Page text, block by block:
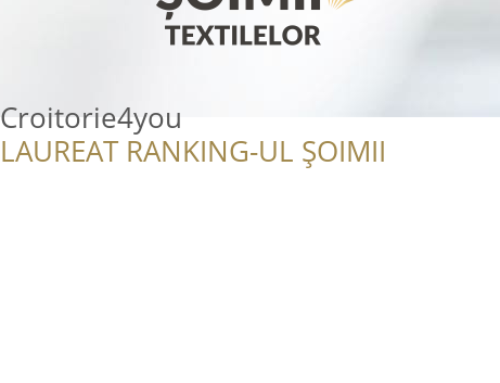
Croitorie4you
LAUREAT RANKING-UL ȘOIMII